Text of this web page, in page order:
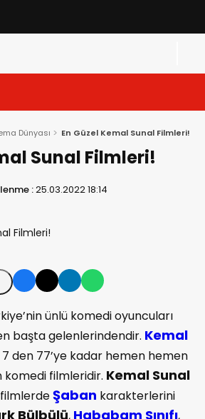
Dünyası En Güzel Kemal Sunal Filmleri!
Sunal Filmleri!
:25.03.2022 18:14
ünlü komedi oyuncuları
başta gelenlerindendir. Kemal
7 den 77’ye kadar hemen hemen
filmleridir. Kemal Sunal
filmlerdeŞaban karakterlerini
Bülbülü Hababam Sınıfı